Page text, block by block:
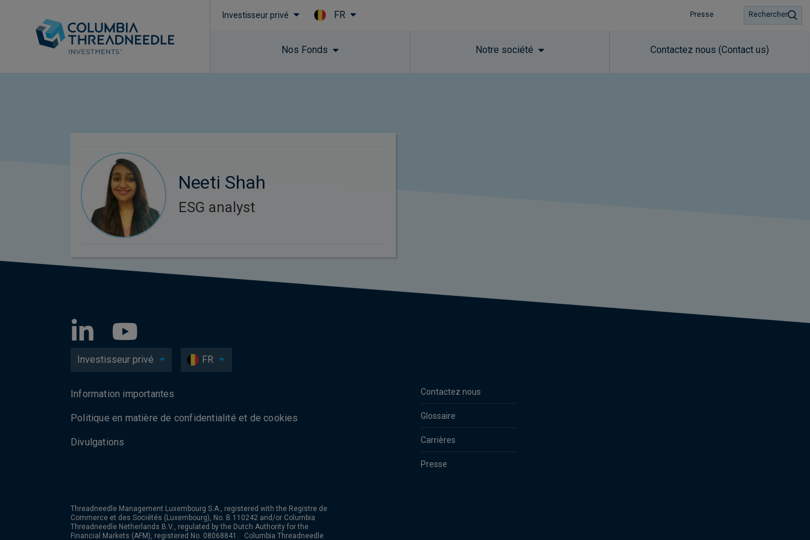
Investisseur privé FR Presse
Nos Fonds​ Notre société Contactez nous (Contact us)
Rechercher
Neeti Shah
ESG analyst
Investisseur privé FR
Contactez nous
Glossaire
Carrières
Presse
Information importantes
Politique en matière de confidentialité et de cookies
Divulgations
Threadneedle Management Luxembourg S.A., registered with the Registre de
Commerce et des Sociétés (Luxembourg), No. B 110242 and/or Columbia
Threadneedle Netherlands B.V., regulated by the Dutch Authority for the
Financial Markets (AFM), registered No. 08068841. Columbia Threadneedle